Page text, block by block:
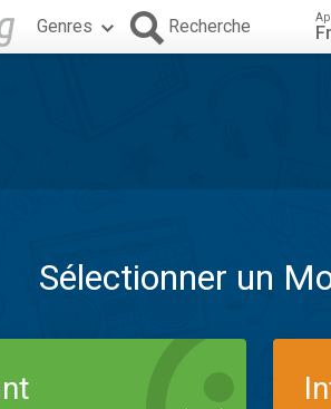
Genres Recherche
Sélectionner un